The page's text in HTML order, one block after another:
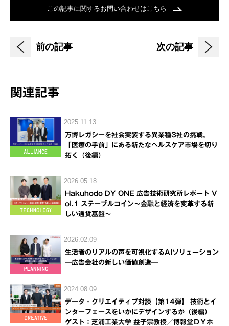
この記事に関するお問い合わせはこちら
前の記事 次の記事
関連記事
2025.11.13
万博レガシーを社会実装する異業種3社の挑戦。
「医療の手前」にある新たなヘルスケア市場を切り
拓く（後編）
2026.05.18
Hakuhodo DY ONE 広告技術研究所レポート V
ol.1 ステーブルコイン～金融と経済を変革する新
しい通貨基盤～
2026.02.09
生活者のリアルの声を可視化するAIソリューション
―広告会社の新しい価値創造―
2024.08.09
データ・クリエイティブ対談【第14弾】 技術とイ
ンターフェースをいかにデザインするか（後編）
ゲスト：芝浦工業大学 益子宗教授／博報堂ＤＹホ